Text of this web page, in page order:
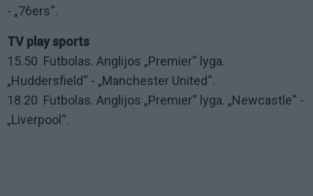
- „76ers“.
TV play sports
15.50 Futbolas. Anglijos „Premier“ lyga.
„Huddersfield“ - „Manchester United“.
18.20 Futbolas. Anglijos „Premier“ lyga. „Newcastle“ -
„Liverpool“.